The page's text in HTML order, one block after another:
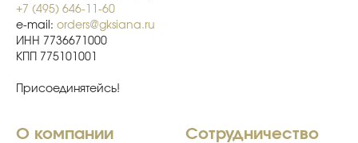
+7 (495) 646-11-60
e-mail: orders@gksiana.ru
ИНН 7736671000
КПП 775101001
Присоединятейсь!
О компании Сотрудничество